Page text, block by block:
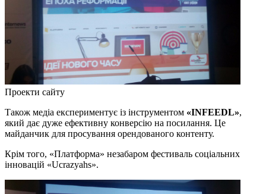
Проекти сайту
Також медіа експериментує із інструментом «INFEEDL»,
який дає дуже ефективну конверсію на посилання. Це
майданчик для просування орендованого контенту.
Крім того, «Платформа» незабаром фестиваль соціальних
інновацій «Ucrazyahs».